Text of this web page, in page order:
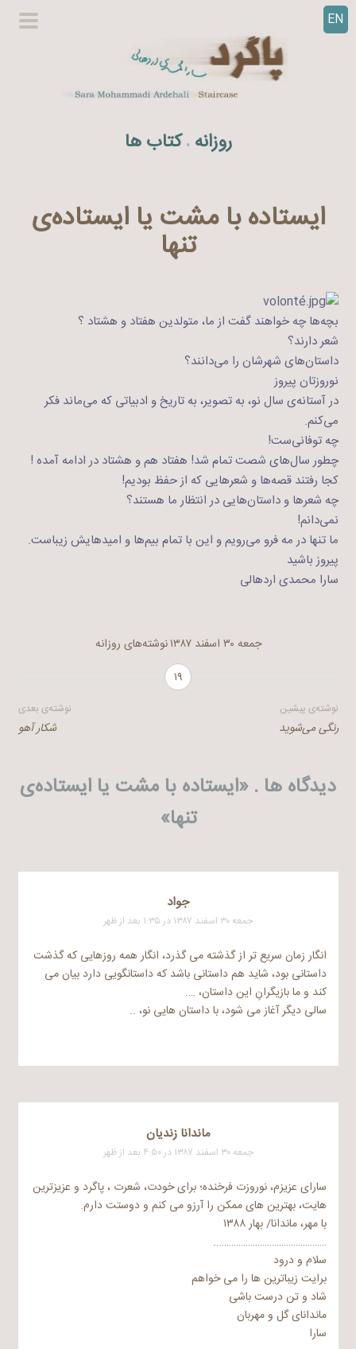
EN
ا
روزانه . کتاب ها
ایستاده‌ با مشت یا ایستاده‌ی
تنها
بچه‌ها چه خواهند گفت از ما، متولدین هفتاد و هشتاد ؟
شعر دارند؟
داستان‌های شهرشان را می‌دانند؟
نوروزتان پیروز
در آستانه‌ی سال نو، به تصویر، به تاریخ و ادبیاتی که می‌ماند فکر
می‌کنم.
چه توفانی‌ست!
چطور سال‌های شصت تمام شد! هفتاد هم و هشتاد در ادامه آمده !
کجا رفتند قصه‌ها و شعرهایی که از حفظ بودیم!
چه شعرها و داستان‌هایی در انتظار ما هستند؟
نمی‌دانم!
ما تنها در مه فرو می‌رویم و این با تمام بیم‌ها و امیدهایش زیباست.
پیروز باشید
سارا محمدی اردهالی
جمعه ۳۰ اسفند ۱۳۸۷
نوشته‌های روزانه
۱۹
راهبری
نوشته‌ی پیشین
رنگی می‌شوید
نوشته‌ی بعدی
شکار آهو
دیدگاه ها . «ایستاده‌ با مشت یا ایستاده‌ی
تنها»
جواد
جمعه ۳۰ اسفند ۱۳۸۷ در ۱:۳۵ بعد از ظهر
انگار زمان سریع تر از گذشته می گذرد، انگار همه روزهایی که گذشت
داستانی بود، شاید هم داستانی باشد که داستانگویی دارد بیان می
کند و ما بازیگرانِ این داستان، ….
سالی دیگر آغاز می شود، با داستان هایی نو، ..
ماندانا زندیان
جمعه ۳۰ اسفند ۱۳۸۷ در ۴:۵۰ بعد از ظهر
سارای عزیزم، نوروزت فرخنده؛ برای خودت، شعرت ، پاگرد و عزیزترین
هایت، بهترین های ممکن را آرزو می کنم و دوستت دارم.
با مهر، ماندانا/ بهار ۱۳۸۸
………………………………………..
سلام و درود
برایت زیباترین ها را می خواهم
شاد و تن درست باشی
ماندانای گل و مهربان
سارا